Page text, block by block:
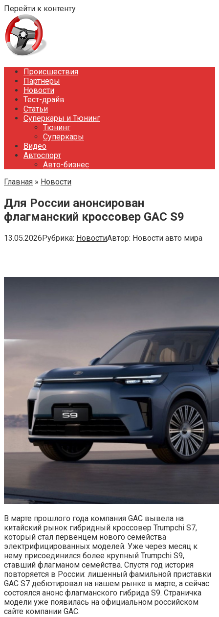
Перейти к контенту
Происшествия
Партнеры
Новости
Тест-драйв
Статьи
Суперкары и Тюнинг
Тюнинг
Суперкары
Видео
Автоспорт
Авто-бизнес
Главная » Новости
Для России анонсирован
флагманский кроссовер GAC S9
13.05.2026Рубрика: НовостиАвтор: Новости авто мира
В марте прошлого года компания GAC вывела на
китайский рынок гибридный кроссовер Trumpchi S7,
который стал первенцем нового семейства
электрифицированных моделей. Уже через месяц к
нему присоединился более крупный Trumpchi S9,
ставший флагманом семейства. Спустя год история
повторяется в России: лишенный фамильной приставки
GAC S7 дебютировал на нашем рынке в марте, а сейчас
состоялся анонс флагманского гибрида S9. Страничка
модели уже появилась на официальном российском
сайте компании GAC.